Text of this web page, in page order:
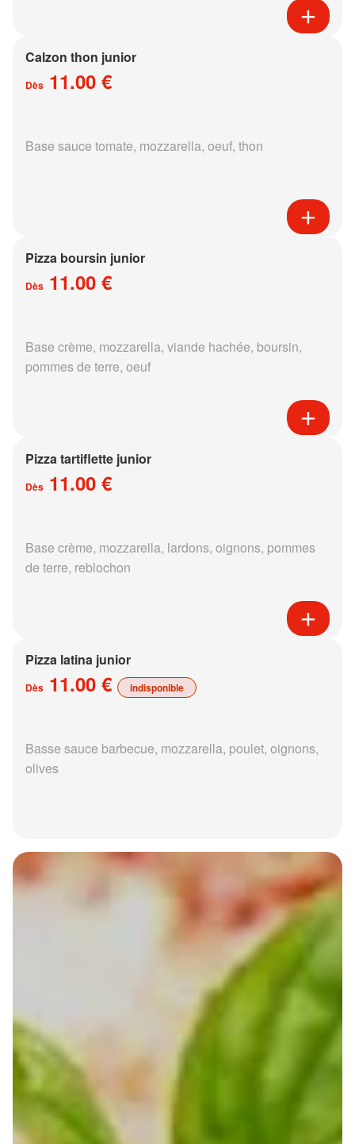
Calzon thon junior
Dès 11.00 €
Base sauce tomate, mozzarella, oeuf, thon
Pizza boursin junior
Dès 11.00 €
Base crème, mozzarella, viande hachée, boursin,
pommes de terre, oeuf
Pizza tartiflette junior
Dès 11.00 €
Base crème, mozzarella, lardons, oignons, pommes
de terre, reblochon
Pizza latina junior
Dès 11.00 € indisponible
Basse sauce barbecue, mozzarella, poulet, oignons,
olives